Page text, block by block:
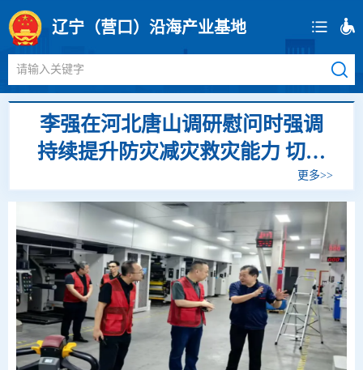
辽宁（营口）沿海产业基地
请输入关键字
李强在河北唐山调研慰问时强调
持续提升防灾减灾救灾能力 切实
保障人民群众生命财产安全更多>>